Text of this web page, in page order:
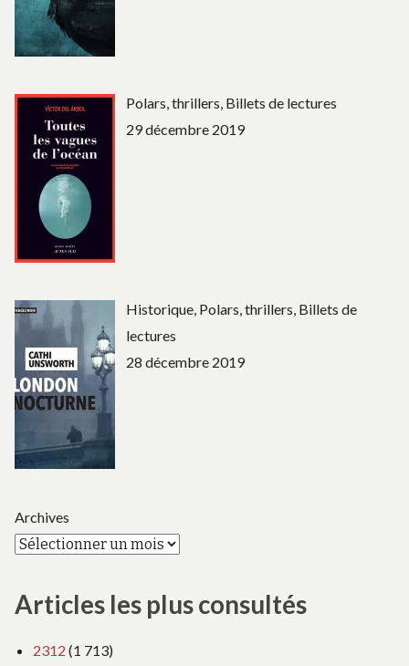
Polars, thrillers, Billets de lectures
29 décembre 2019
Historique, Polars, thrillers, Billets de
lectures
28 décembre 2019
Archives
Articles les plus consultés
2312 (1 713)